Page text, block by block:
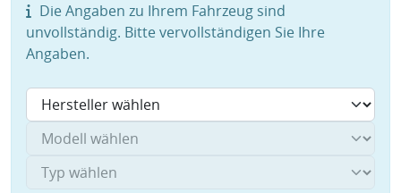
Die Angaben zu Ihrem Fahrzeug sind
unvollständig. Bitte vervollständigen Sie Ihre
Angaben.